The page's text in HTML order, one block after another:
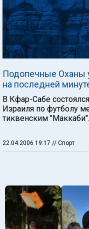
Подопечные Оханы
на последней
В Кфар-Сабе
Израиля по футболу
тиквенским "Маккаби".
22.04.2006 19:17 // Спорт